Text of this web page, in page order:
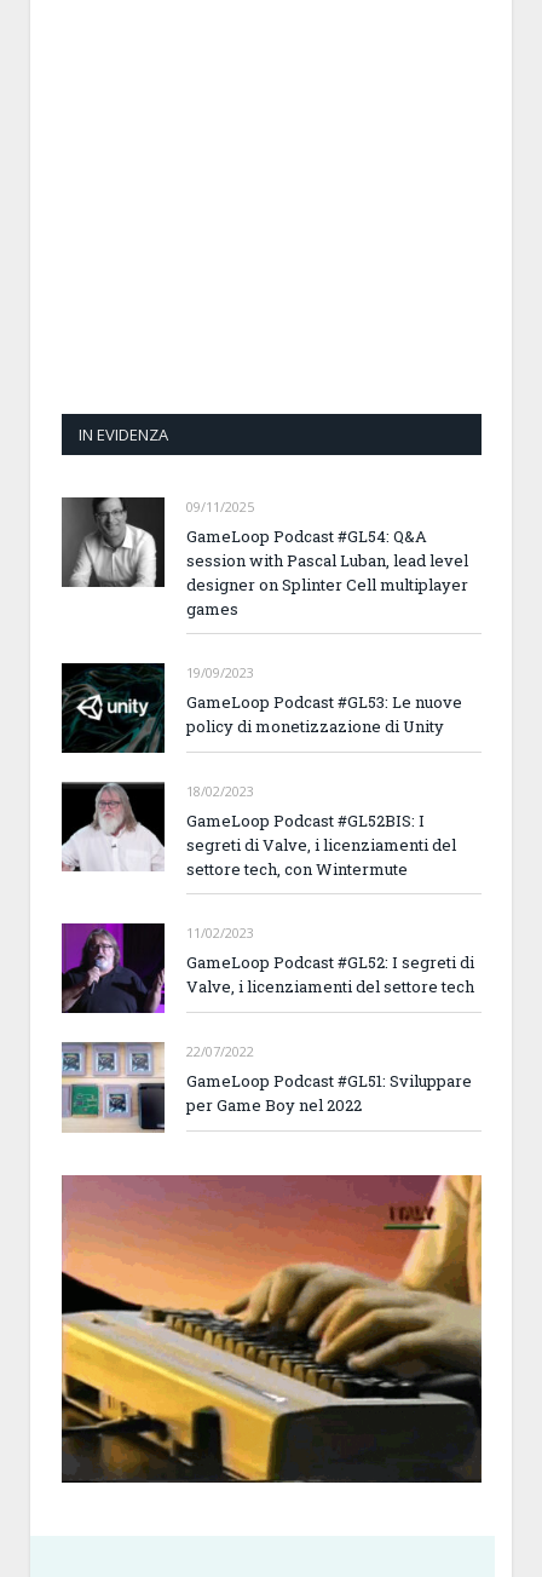
IN EVIDENZA
09/11/2025
GameLoop Podcast #GL54: Q&A
session with Pascal Luban, lead level
designer on Splinter Cell multiplayer
games
19/09/2023
GameLoop Podcast #GL53: Le nuove
policy di monetizzazione di Unity
18/02/2023
GameLoop Podcast #GL52BIS: I
segreti di Valve, i licenziamenti del
settore tech, con Wintermute
11/02/2023
GameLoop Podcast #GL52: I segreti di
Valve, i licenziamenti del settore tech
22/07/2022
GameLoop Podcast #GL51: Sviluppare
per Game Boy nel 2022